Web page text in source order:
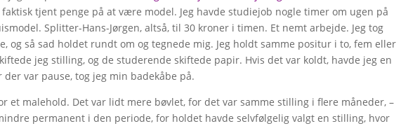
tjent penge på at være model. Jeg havde studiejob nogle timer om ugen på
Splitter-Hans-Jørgen, altså, til 30 kroner i timen. Et nemt arbejde. Jeg tog
og så sad holdet rundt om og tegnede mig. Jeg holdt samme positur i to, fem eller
jeg stilling, og de studerende skiftede papir. Hvis det var koldt, havde jeg en
var pause, tog jeg min badekåbe på.
et malehold. Det var lidt mere bøvlet, for det var samme stilling i flere måneder, –
permanent i den periode, for holdet havde selvfølgelig valgt en stilling, hvor